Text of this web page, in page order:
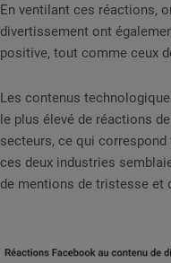
En ventilant ces réactions,
divertissement ont
positive, tout comme ceux
Les contenus
le plus élevé de réactions
secteurs, ce qui
ces deux industries
de mentions de tristesse et